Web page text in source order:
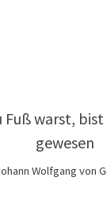
Fuß warst,
gewesen
Wolfgang von